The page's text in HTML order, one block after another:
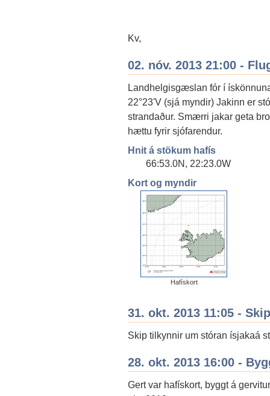
Kv,
02. nóv. 2013 21:00 -
Landhelgisgæslan fór í
22°23'V (sjá myndir) Jakinn er
strandaður. Smærri jakar geta
hættu fyrir sjófarendur.
Hnit á stökum hafís
66:53.0N, 22:23.0W
Kort og myndir
Hafískort
31. okt. 2013 11:05 - Skip
Skip tilkynnir um stóran ísjakaá
28. okt. 2013 16:00 -
Gert var hafískort, byggt á